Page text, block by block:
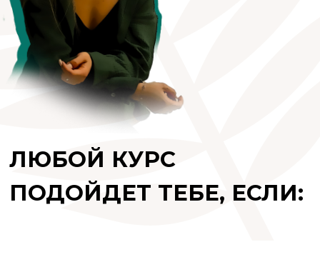
Ты новичок в handmade
и ищешь
нишу с низким порогом входа, но
высоким визуальным WOW-
эффектом и быстрой окупаемостью
ты уже пробовала делать
ароматические изделия и
косметику, но столкнулась с тем,
что они не соответствуют